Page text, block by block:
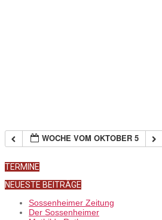
WOCHE VOM OKTOBER 5
2019-
04-
TERMINE
NEUESTE BEITRÄGE
Sossenheimer Zeitung
Der Sossenheimer